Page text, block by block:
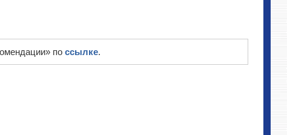
по ссылке.